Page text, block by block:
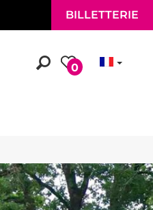
BILLETTERIE
0